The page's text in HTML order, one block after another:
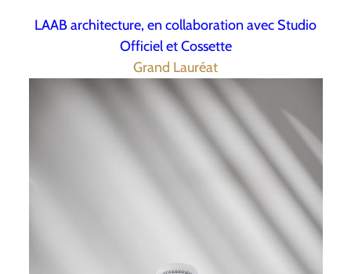
LAAB architecture, en collaboration avec Studio
Officiel et Cossette
Grand Lauréat